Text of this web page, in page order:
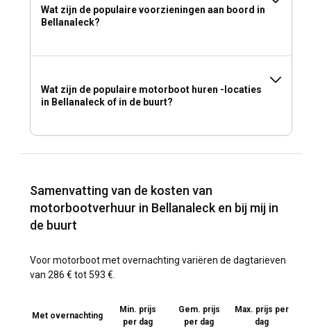
Wat zijn de populaire voorzieningen aan boord in
Bellanaleck?
Wat zijn de populaire motorboot huren -locaties
in Bellanaleck of in de buurt?
Samenvatting van de kosten van
motorbootverhuur in Bellanaleck en bij mij in
de buurt
Voor motorboot met overnachting variëren de dagtarieven
van 286 € tot 593 €.
Met overnachting
Min. prijs
per dag
Gem. prijs
per dag
Max. prijs per
dag